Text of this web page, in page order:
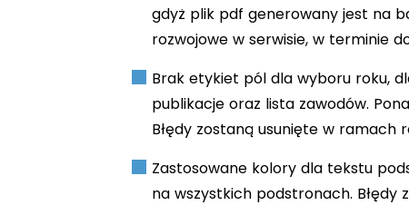
gdyż plik pdf generowany jest na
rozwojowe w serwisie, w terminie
Brak etykiet pól dla wyboru roku,
publikacje oraz lista zawodów.
Błędy zostaną usunięte w ramach
Zastosowane kolory dla tekstu
na wszystkich podstronach. Błędy